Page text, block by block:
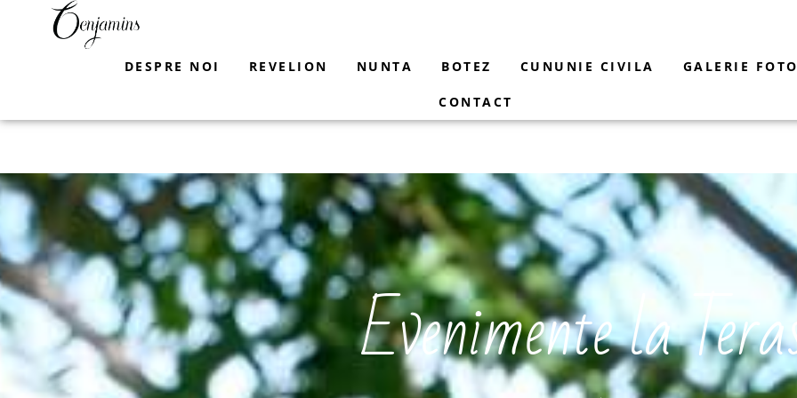
DESPRE NOI
REVELION NUNTA BOTEZ CUNUNIE CIVILA GALERIE FOTO
CONTACT
Evenimente la